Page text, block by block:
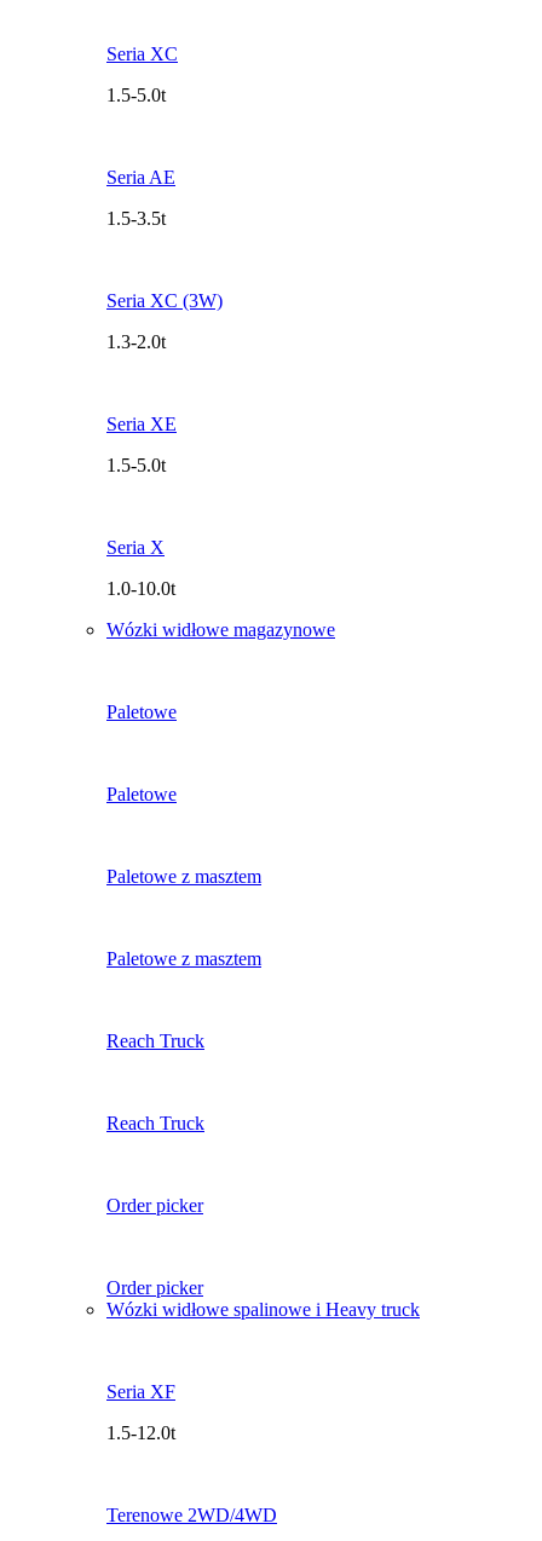
Seria XC
1.5-5.0t
Seria AE
1.5-3.5t
Seria XC (3W)
1.3-2.0t
Seria XE
1.5-5.0t
Seria X
1.0-10.0t
Wózki widłowe magazynowe
Paletowe
Paletowe
Paletowe z masztem
Paletowe z masztem
Reach Truck
Reach Truck
Order picker
Order picker
Wózki widłowe spalinowe i Heavy truck
Seria XF
1.5-12.0t
Terenowe 2WD/4WD